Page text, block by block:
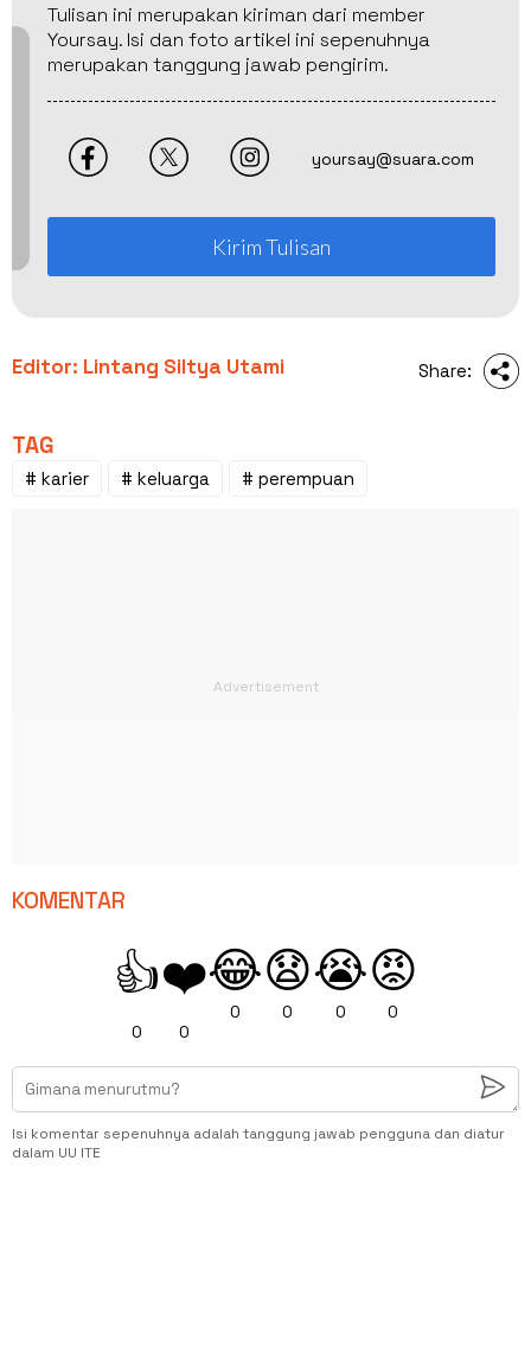
Tulisan ini merupakan kiriman dari member
Yoursay. Isi dan foto artikel ini sepenuhnya
merupakan tanggung jawab pengirim.
yoursay@suara.com
Kirim Tulisan
Editor: Lintang Siltya Utami Share:
TAG
# karier # keluarga # perempuan
KOMENTAR
👍
0
❤️
0
😂
0
😧
0
😭
0
😡
0
Isi komentar sepenuhnya adalah tanggung jawab pengguna dan diatur
dalam UU ITE